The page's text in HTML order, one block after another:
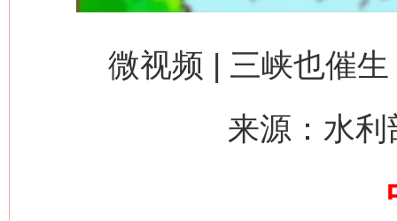
微视频 | 三峡也催生
来源：水
网上购药对药下症？